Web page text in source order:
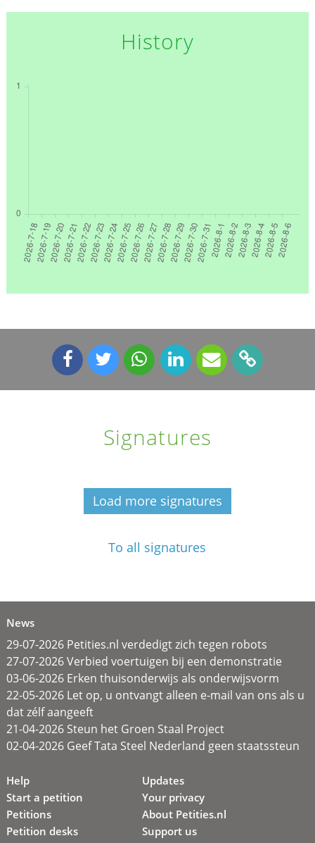
History
Signatures
Load more signatures
To all signatures
News
29-07-2026 Petities.nl verdedigt zich tegen robots
27-07-2026 Verbied voertuigen bij een demonstratie
03-06-2026 Erken thuisonderwijs als onderwijsvorm
22-05-2026 Let op, u ontvangt alleen e-mail van ons als u
dat zélf aangeeft
21-04-2026 Steun het Groen Staal Project
02-04-2026 Geef Tata Steel Nederland geen staatssteun
Help
Start a petition
Petitions
Petition desks
Updates
Your privacy
About Petities.nl
Support us